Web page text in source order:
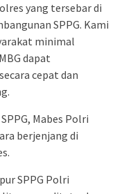
yang tersebar di
SPPG. Kami
minimal
dapat
cepat dan
Mabes Polri
berjenjang di
SPPG Polri